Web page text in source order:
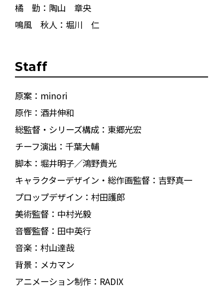
橘 勤：陶山 章央
鳴風 秋人：堀川 仁
Staff
原案：minori
原作：酒井伸和
総監督・シリーズ構成：東郷光宏
チーフ演出：千葉大輔
脚本：堀井明子／鴻野貴光
キャラクターデザイン・総作画監督：吉野真一
プロップデザイン：村田護郎
美術監督：中村光毅
音響監督：田中英行
音楽：村山達哉
背景：メカマン
アニメーション制作：RADIX